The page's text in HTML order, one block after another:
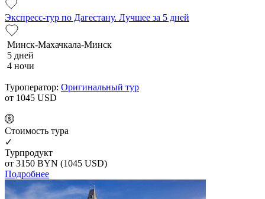
Экспресс-тур по Дагестану. Лучшее за 5 дней
Минск-Махачкала-Минск
5 дней
4 ночи
Туроператор: Оригинальный тур
от 1045 USD
Cтоимость тура
✓
Турпродукт
от 3150 BYN (1045 USD)
Подробнее